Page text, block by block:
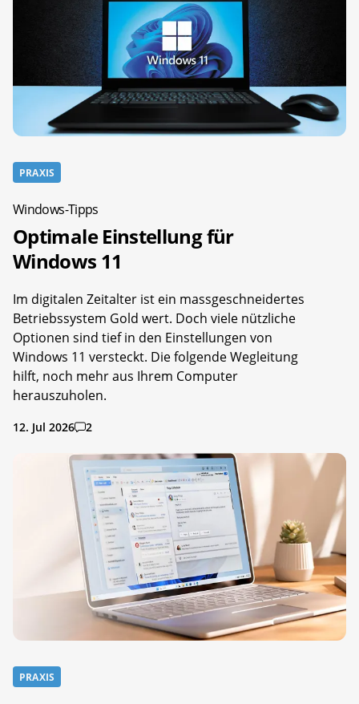
PRAXIS
Windows-Tipps
Optimale Einstellung für
Windows 11
Im digitalen Zeitalter ist ein massgeschneidertes
Betriebssystem Gold wert. Doch viele nützliche
Optionen sind tief in den Einstellungen von
Windows 11 versteckt. Die folgende Wegleitung
hilft, noch mehr aus Ihrem Computer
herauszuholen.
12. Jul 2026 2
PRAXIS